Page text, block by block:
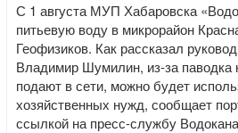
С 1 августа МУП Хабаровска
питьевую воду в микрорайон
Геофизиков. Как рассказал
Владимир Шумилин, из-за паводка
подают в сети, можно будет
хозяйственных нужд, сообщает
ссылкой на пресс-службу